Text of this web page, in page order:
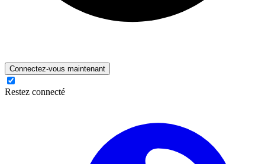
Connectez-vous maintenant
Restez connecté